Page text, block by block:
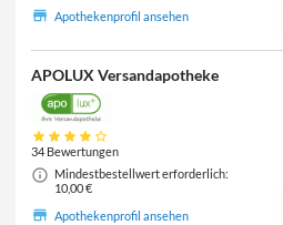
Apothekenprofil ansehen
APOLUX Versandapotheke
34 Bewertungen
Mindestbestellwert erforderlich:
10,00 €
Apothekenprofil ansehen